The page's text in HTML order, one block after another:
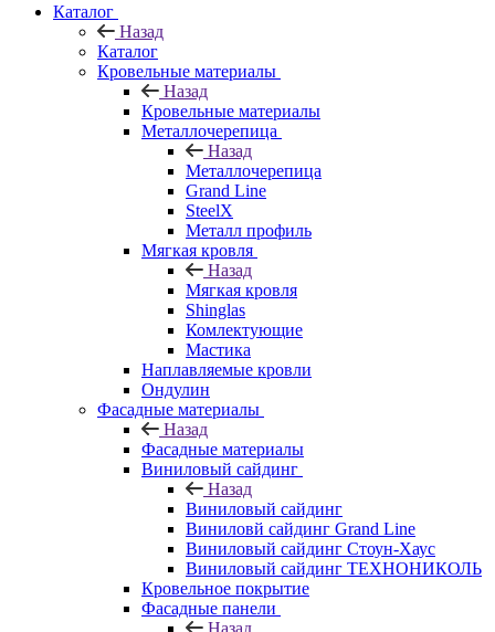
Каталог
Назад
Каталог
Кровельные материалы
Назад
Кровельные материалы
Металлочерепица
Назад
Металлочерепица
Grand Line
SteelX
Металл профиль
Мягкая кровля
Назад
Мягкая кровля
Shinglas
Комлектующие
Мастика
Наплавляемые кровли
Ондулин
Фасадные материалы
Назад
Фасадные материалы
Виниловый сайдинг
Назад
Виниловый сайдинг
Виниловй сайдинг Grand Line
Виниловый сайдинг Стоун-Хаус
Виниловый сайдинг ТЕХНОНИКОЛЬ
Кровельное покрытие
Фасадные панели
Назад